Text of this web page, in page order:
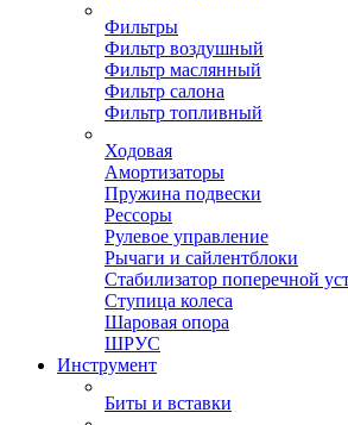
Фильтры
Фильтр воздушный
Фильтр маслянный
Фильтр салона
Фильтр топливный
Ходовая
Амортизаторы
Пружина подвески
Рессоры
Рулевое управление
Рычаги и сайлентблоки
Стабилизатор поперечной
Ступица колеса
Шаровая опора
ШРУС
Инструмент
Биты и вставки